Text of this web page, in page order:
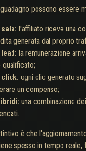
possono essere
sale: l'affiliato riceve una
generata dal proprio
lead: la remunerazione
click: ogni clic generato
un compenso;
una combinazione
è che
spesso in tempo reale,